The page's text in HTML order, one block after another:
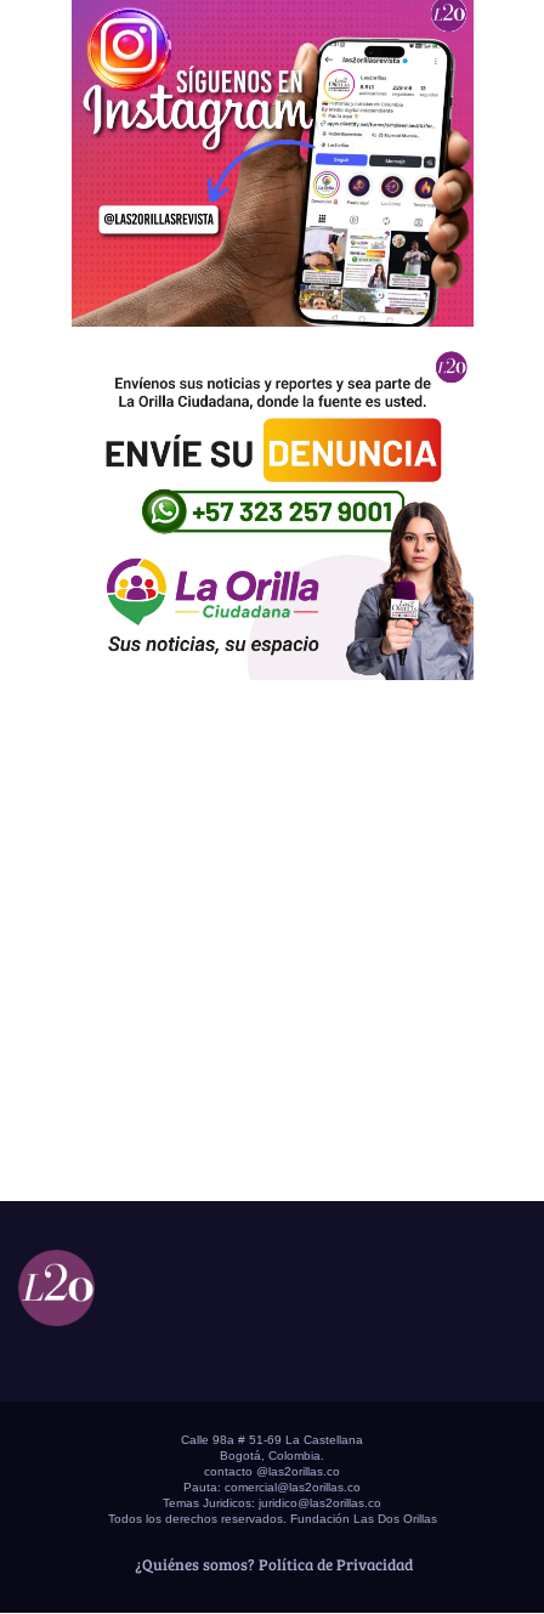
Calle 98a # 51-69 La Castellana
Bogotá, Colombia.
contacto @las2orillas.co
Pauta: comercial@las2orillas.co
Temas Juridicos: juridico@las2orillas.co
Todos los derechos reservados. Fundación Las Dos Orillas
¿Quiénes somos? Política de Privacidad